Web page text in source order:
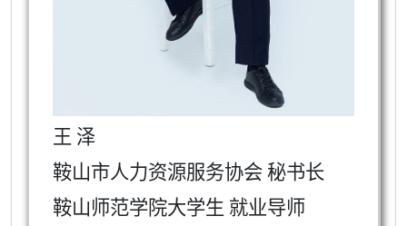
王 泽
鞍山市人力资源服务协会 秘书长
鞍山师范学院大学生 就业导师